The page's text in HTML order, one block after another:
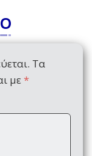
Τα
με *